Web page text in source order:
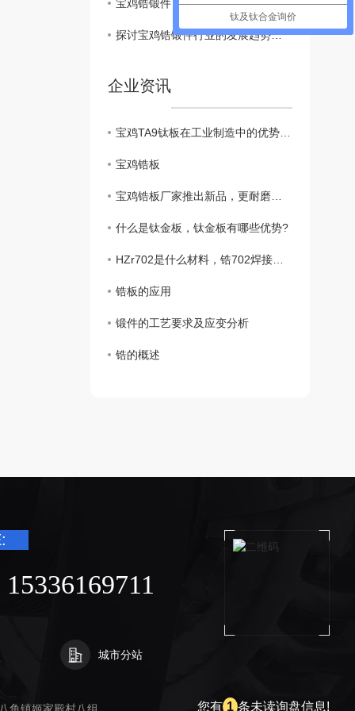
宝鸡锆锻件
探讨宝鸡锆锻件行业的发展趋势和关键影响因素
企业资讯
宝鸡TA9钛板在工业制造中的优势和特点
宝鸡锆板
宝鸡锆板厂家推出新品，更耐磨更耐腐
什么是钛金板，钛金板有哪些优势?
HZr702是什么材料，锆702焊接工艺
锆板的应用
锻件的工艺要求及应变分析
锆的概述
城市分站
城
西
您有 1 条未读询盘信息!
钛及钛合金询价